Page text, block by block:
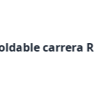
Rival